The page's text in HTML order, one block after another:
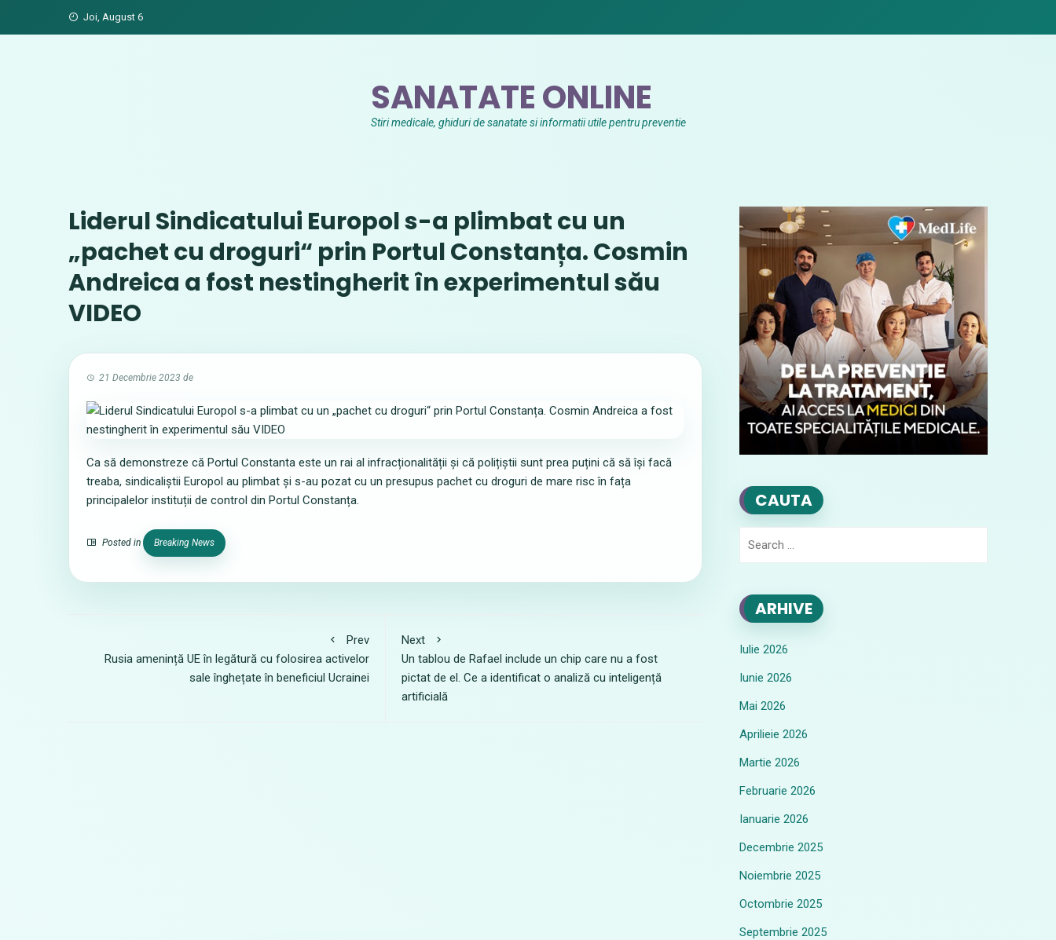
Joi, August 6
SANATATE ONLINE
Stiri medicale, ghiduri de sanatate si informatii utile pentru preventie
Liderul Sindicatului Europol s-a plimbat cu un
„pachet cu droguri“ prin Portul Constanța. Cosmin
Andreica a fost nestingherit în experimentul său
VIDEO
21 Decembrie 2023 de
Ca să demonstreze că Portul Constanta este un rai al infracționalității și că polițiștii sunt prea puțini că să își facă
treaba, sindicaliștii Europol au plimbat și s-au pozat cu un presupus pachet cu droguri de mare risc în fața
principalelor instituții de control din Portul Constanța.
Posted in Breaking News
Prev
Rusia amenință UE în legătură cu folosirea activelor
sale înghețate în beneficiul Ucrainei
Next
Un tablou de Rafael include un chip care nu a fost
pictat de el. Ce a identificat o analiză cu inteligență
artificială
CAUTA
ARHIVE
Iulie 2026
Iunie 2026
Mai 2026
Aprilieie 2026
Martie 2026
Februarie 2026
Ianuarie 2026
Decembrie 2025
Noiembrie 2025
Octombrie 2025
Septembrie 2025